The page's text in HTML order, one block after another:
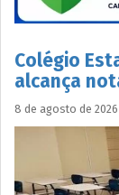
Colégio
alcança
8 de agosto de 2026